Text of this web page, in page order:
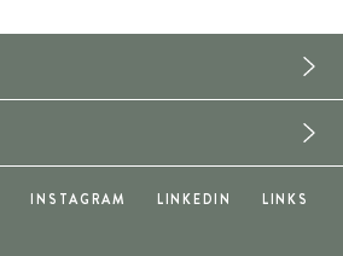
INSTAGRAM LINKEDIN LINKS